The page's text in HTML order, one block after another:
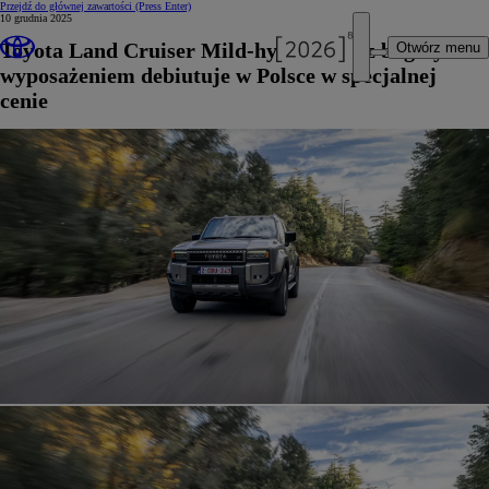
Przejdź do głównej zawartości (Press Enter)
Otwórz menu
10 grudnia 2025
Toyota Land Cruiser Mild-hybrid 48V z bogatym
wyposażeniem debiutuje w Polsce w specjalnej
cenie